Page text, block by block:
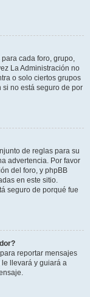
cada foro, grupo,
La Administración no
o solo ciertos grupos
no está seguro de por
de reglas para su
advertencia. Por favor
del foro, y phpBB
en este sitio.
seguro de porqué fue
reportar mensajes
llevará y guiará a